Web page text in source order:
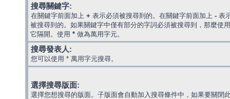
搜尋關鍵字:
在關鍵字前面加上 + 表示必須被搜尋到的。在關鍵字前面加上 - 表
被搜尋到的。如果關鍵字中僅有部分的字詞必須被搜尋到，那麼使
它隔開。使用 * 做為萬用字元。
搜尋發表人:
您可以使用 * 萬用字元搜尋。
選擇搜尋版面:
選擇您想搜尋的版面。子版面會自動加入搜尋條件中，如果要關閉